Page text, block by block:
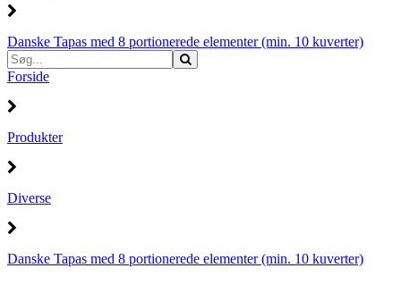
Danske Tapas med 8 portionerede elementer (min. 10 kuverter)
Forside
Produkter
Diverse
Danske Tapas med 8 portionerede elementer (min. 10 kuverter)